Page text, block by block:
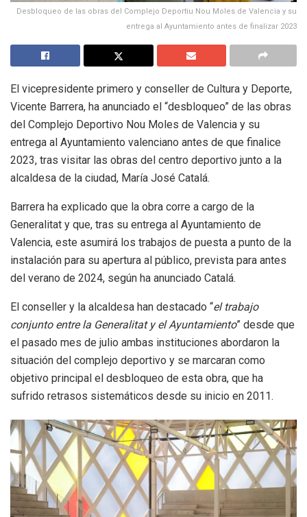
Desbloqueo de las obras del Complejo Deportiu Nou Moles de Valencia y su
entrega al Ayuntamiento antes de finalizar 2023
El vicepresidente primero y conseller de Cultura y Deporte,
Vicente Barrera, ha anunciado el “desbloqueo” de las obras
del Complejo Deportivo Nou Moles de Valencia y su
entrega al Ayuntamiento valenciano antes de que finalice
2023, tras visitar las obras del centro deportivo junto a la
alcaldesa de la ciudad, María José Catalá.
Barrera ha explicado que la obra corre a cargo de la
Generalitat y que, tras su entrega al Ayuntamiento de
Valencia, este asumirá los trabajos de puesta a punto de la
instalación para su apertura al público, prevista para antes
del verano de 2024, según ha anunciado Catalá.
El conseller y la alcaldesa han destacado “el trabajo
conjunto entre la Generalitat y el Ayuntamiento” desde que
el pasado mes de julio ambas instituciones abordaron la
situación del complejo deportivo y se marcaran como
objetivo principal el desbloqueo de esta obra, que ha
sufrido retrasos sistemáticos desde su inicio en 2011.